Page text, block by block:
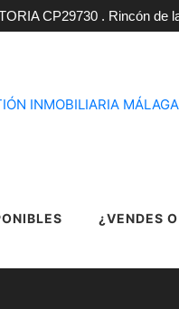
CP29730 . Rincón de
¿VENDES